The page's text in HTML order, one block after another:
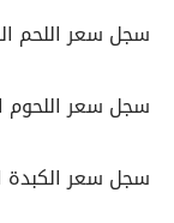
سجل سعر اللحم الكندوز
سجل سعر اللحوم البتلو
سجل سعر الكبدة البلدي من